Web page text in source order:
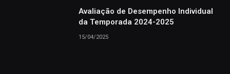
Avaliação de Desempenho Individual
da Temporada 2024-2025
15/04/2025